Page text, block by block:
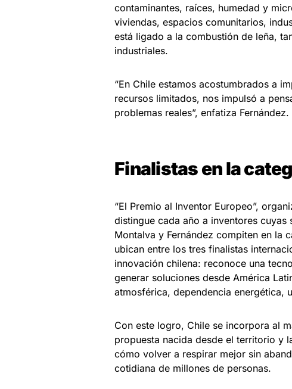
contaminantes, raíces, humedad y
viviendas, espacios comunitarios,
está ligado a la combustión de leña,
industriales.
“En Chile estamos acostumbrados a
recursos limitados, nos impulsó a
problemas reales”, enfatiza Fernández.
Finalistas en la
“El Premio al Inventor Europeo”,
distingue cada año a inventores
Montalva y Fernández compiten en la
ubican entre los tres finalistas
innovación chilena: reconoce una
generar soluciones desde América
atmosférica, dependencia energética,
Con este logro, Chile se incorpora al
propuesta nacida desde el territorio y
cómo volver a respirar mejor sin
cotidiana de millones de personas.